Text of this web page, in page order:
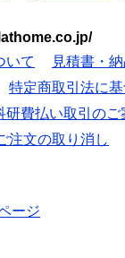
いて
見積書・
特定商取引法に
研費払い取引のご
注文の取り消し
ージ